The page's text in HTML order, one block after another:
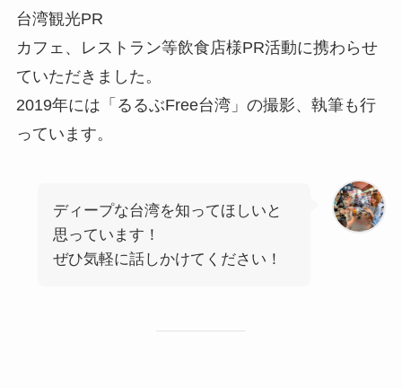
台湾観光PR
カフェ、レストラン等飲食店様PR活動に携わらせ
ていただきました。
2019年には「るるぶFree台湾」の撮影、執筆も行
っています。
ディープな台湾を知ってほしいと
思っています！
ぜひ気軽に話しかけてください！